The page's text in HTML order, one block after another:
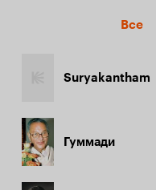
Все
Suryakantham
Гуммади